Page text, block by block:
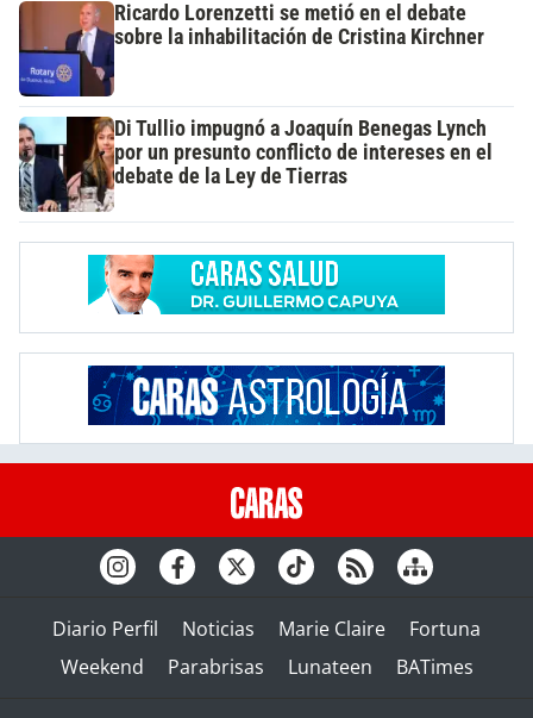
Ricardo Lorenzetti se metió en el debate
sobre la inhabilitación de Cristina Kirchner
Di Tullio impugnó a Joaquín Benegas Lynch
por un presunto conflicto de intereses en el
debate de la Ley de Tierras
Diario Perfil Noticias Marie Claire
Fortuna
Weekend
Parabrisas Lunateen BATimes